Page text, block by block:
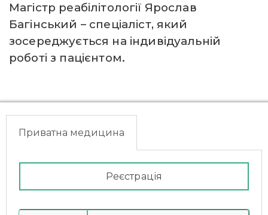
Магістр реабілітології Ярослав
Багінський – спеціаліст, який
зосереджується на індивідуальній
роботі з пацієнтом.
Приватна медицина
Реєстрація